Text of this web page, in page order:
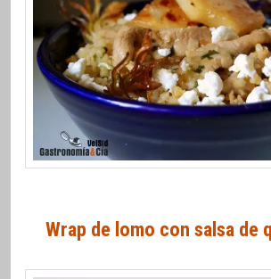
Wrap de lomo con salsa de